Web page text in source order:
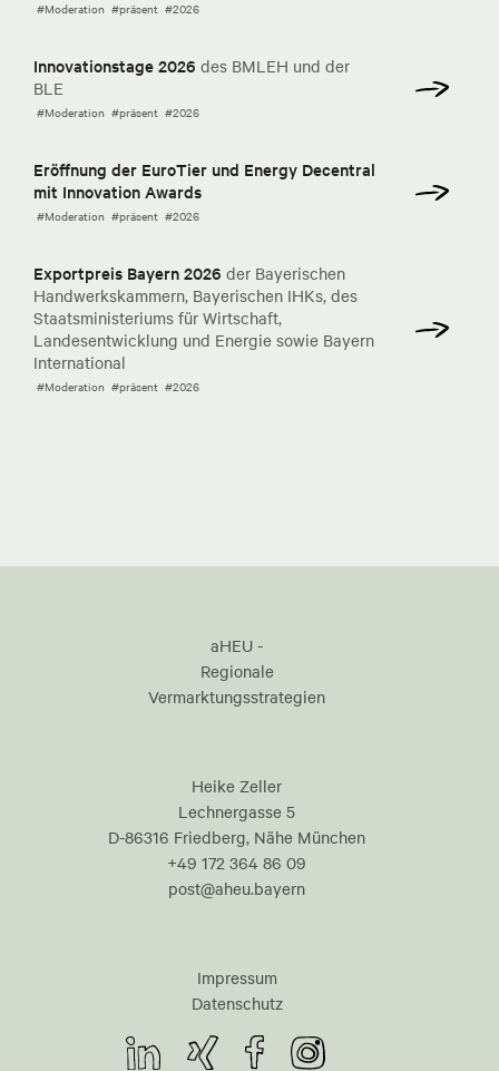
#Moderation #präsent #2026
Innovationstage 2026 des BMLEH und der
BLE
#Moderation #präsent #2026
Eröffnung der EuroTier und Energy Decentral
mit Innovation Awards
#Moderation #präsent #2026
Exportpreis Bayern 2026 der Bayerischen
Handwerkskammern, Bayerischen IHKs, des
Staatsministeriums für Wirtschaft,
Landesentwicklung und Energie sowie Bayern
International
#Moderation #präsent #2026
aHEU -
Regionale
Vermarktungsstrategien
Heike Zeller
Lechnergasse 5
D-86316 Friedberg, Nähe München
+49 172 364 86 09
post@aheu.bayern
Impressum
Datenschutz